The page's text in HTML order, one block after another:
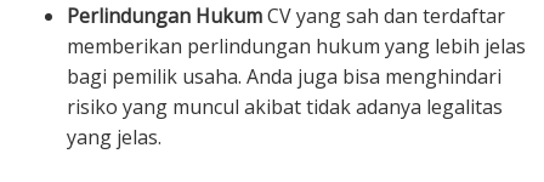
Perlindungan HukumCV yang sah dan terdaftar
memberikan perlindungan hukum yang lebih jelas
bagi pemilik usaha. Anda juga bisa menghindari
risiko yang muncul akibat tidak adanya legalitas
yang jelas.